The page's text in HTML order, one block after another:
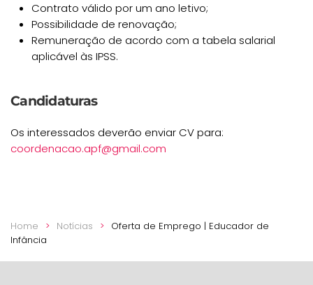
Contrato válido por um ano letivo;
Possibilidade de renovação;
Remuneração de acordo com a tabela salarial
aplicável às IPSS.
Candidaturas
Os interessados deverão enviar CV para:
coordenacao.apf@gmail.com
Home Notícias
Oferta de Emprego | Educador de
Infância